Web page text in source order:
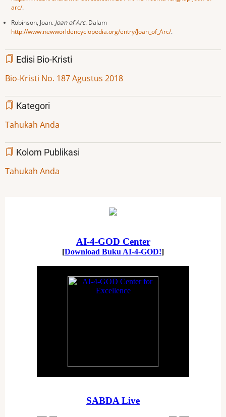
arc/.
Robinson, Joan. Joan of Arc. Dalam
http://www.newworldencyclopedia.org/entry/Joan_of_Arc/.
Edisi Bio-Kristi
Bio-Kristi No. 187 Agustus 2018
Kategori
Tahukah Anda
Kolom Publikasi
Tahukah Anda